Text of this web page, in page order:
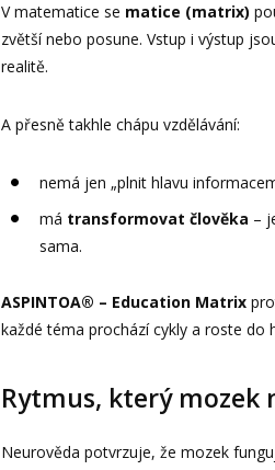
V matematice se matice (matrix)
zvětší nebo posune. Vstup i výstup
realitě.
A přesně takhle chápu vzdělávání:
nemá jen „plnit hlavu
má transformovat člověka –
sama.
ASPINTOA® – Education Matrix
každé téma prochází cykly a roste do
Rytmus, který mozek
Neurověda potvrzuje, že mozek